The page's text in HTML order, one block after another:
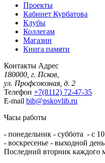
Проекты
Кабинет Курбатова
Клубы
Коллегам
Магазин
Книга памяти
Контакты Адрес
180000, г. Псков,
ул. Профсоюзная, д. 2
Телефон +7(8112) 72-47-35
E-mail bib@pskovlib.ru
Часы работы
- понедельник - суббота - с
- воскресенье - выходной
Последний вторник каждого